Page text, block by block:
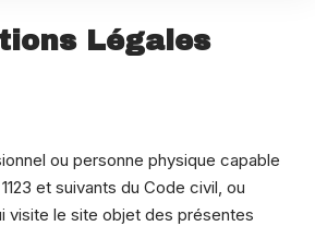
Légales
ou personne physique capable
et suivants du Code civil, ou
visite le site objet des présentes